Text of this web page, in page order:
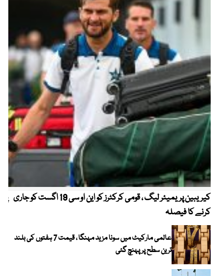
کیریبین پریمیئر لیگ ، قومی کرکٹرز کو این او سی 19 اگست کو جاری
کرنے کا فیصلہ
عالمی مارکیٹ میں سونا مزید مہنگا ، قیمت 7 ہفتوں کی بلند
ترین سطح پر پہنچ گئی